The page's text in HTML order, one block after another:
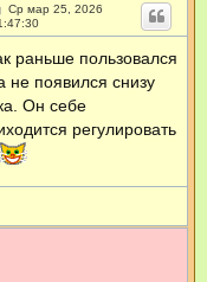
С
о
о
щ
е
и
Ср мар 25, 2026
раньше пользовался
не появился снизу
Он себе
регулировать